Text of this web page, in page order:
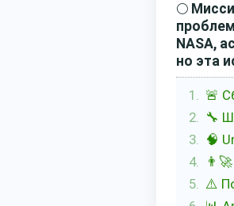
🌕
NASA,
но эта
🚨
🔧
🧠
⚠️